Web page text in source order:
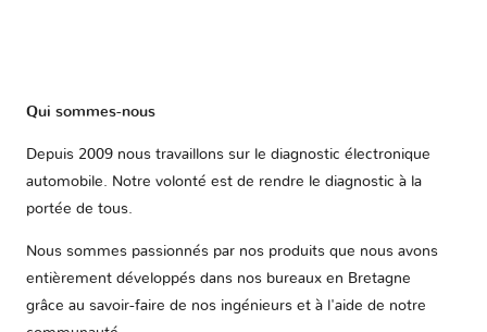
Qui sommes-nous
Depuis 2009 nous travaillons sur le diagnostic électronique
automobile. Notre volonté est de rendre le diagnostic à la
portée de tous.
Nous sommes passionnés par nos produits que nous avons
entièrement développés dans nos bureaux en Bretagne
grâce au savoir-faire de nos ingénieurs et à l'aide de notre